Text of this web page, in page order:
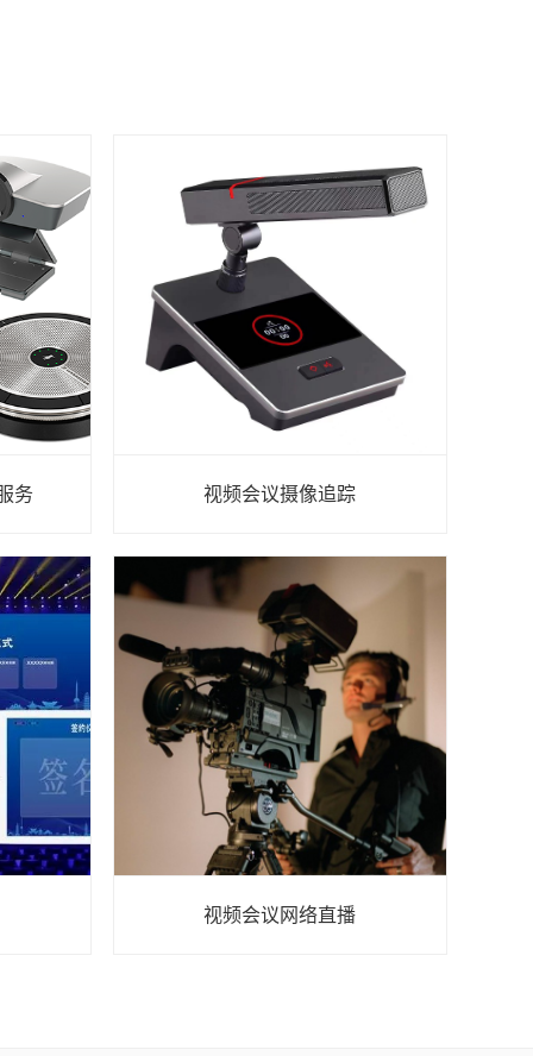
务 视频会议摄像追踪
视频会议网络直播